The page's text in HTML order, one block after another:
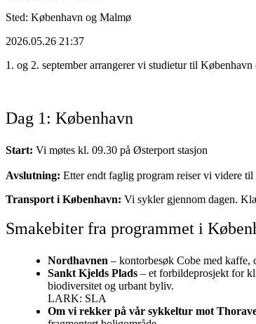
Sted: København og Malmø
2026.05.26 21:37
1. og 2. september arrangerer vi studietur til
Dag 1: København
Start: Vi møtes kl. 09.30 på Østerport stasjon
Avslutning: Etter endt faglig program reiser vi videre
Transport i København: Vi sykler gjennom dagen.
Smakebiter fra programmet i
Nordhavnen – kontorbesøk Cobe med kaffe,
Sankt Kjelds Plads – et forbildeprosjekt for
biodiversitet og urbant byliv.
LARK: SLA
Om vi rekker på vår sykkeltur mot